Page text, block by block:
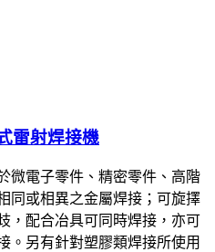
雷射焊接機
微電子零件、精密零件、高階
同或相異之金屬焊接；可旋擇
，配合冶具可同時焊接，亦可
。另有針對塑膠類焊接所使用